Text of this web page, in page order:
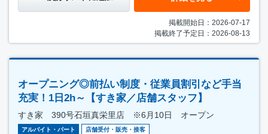
掲載開始日：2026-07-17
掲載終了予定日：2026-08-13
オープニング◎前払い制度・従業員割引など手当
充実！1日2h～【すき家／店舗スタッフ】
すき家 390号石垣真栄里店 ※6月10日 オープン
アルバイト・パート 店舗受付・販売・接客